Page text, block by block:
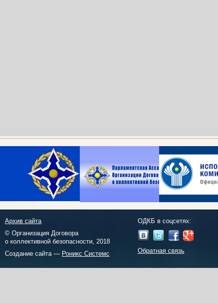
Архив сайта
© Организация Договора
о коллективной безопасности, 2018
Создание сайта — Роникс Системс
ОДКБ в соцсетях:
Обратная связь